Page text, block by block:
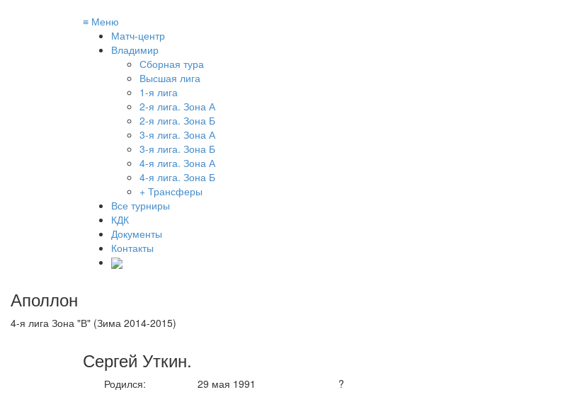
≡ Меню
Матч-центр
Владимир
Сборная тура
Высшая лига
1-я лига
2-я лига. Зона А
2-я лига. Зона Б
3-я лига. Зона А
3-я лига. Зона Б
4-я лига. Зона А
4-я лига. Зона Б
+ Трансферы
Все турниры
КДК
Документы
Контакты
Аполлон
4-я лига Зона "В" (Зима 2014-2015)
Сергей Уткин.
Родился:
29 мая 1991
?